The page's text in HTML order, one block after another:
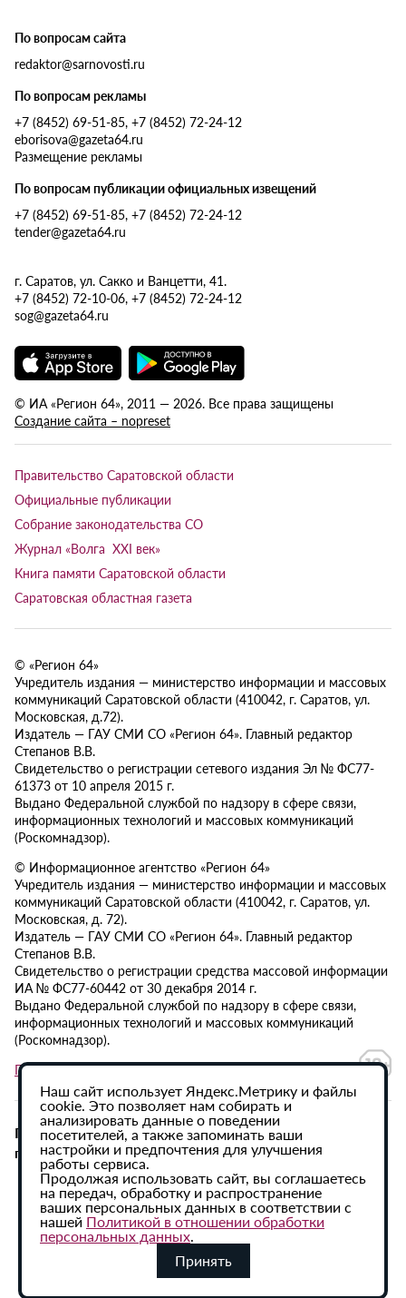
По вопросам сайта
redaktor@sarnovosti.ru
По вопросам рекламы
+7 (8452) 69-51-85, +7 (8452) 72-24-12
eborisova@gazeta64.ru
Размещение рекламы
По вопросам публикации официальных извещений
+7 (8452) 69-51-85, +7 (8452) 72-24-12
tender@gazeta64.ru
г. Саратов, ул. Сакко и Ванцетти, 41.
+7 (8452) 72-10-06, +7 (8452) 72-24-12
sog@gazeta64.ru
© ИА «Регион 64», 2011 — 2026. Все права защищены
Создание сайта – nopreset
Правительство Саратовской области
Официальные публикации
Собрание законодательства СО
Журнал «Волга XXI век»
Книга памяти Саратовской области
Саратовская областная газета
© «Регион 64»
Учредитель издания — министерство информации и массовых
коммуникаций Саратовской области (410042, г. Саратов, ул.
Московская, д.72).
Издатель — ГАУ СМИ СО «Регион 64». Главный редактор
Степанов В.В.
Свидетельство о регистрации сетевого издания Эл № ФС77-
61373 от 10 апреля 2015 г.
Выдано Федеральной службой по надзору в сфере связи,
информационных технологий и массовых коммуникаций
(Роскомнадзор).
© Информационное агентство «Регион 64»
Учредитель издания — министерство информации и массовых
коммуникаций Саратовской области (410042, г. Саратов, ул.
Московская, д. 72).
Издатель — ГАУ СМИ СО «Регион 64». Главный редактор
Степанов В.В.
Свидетельство о регистрации средства массовой информации
ИА № ФС77-60442 от 30 декабря 2014 г.
Выдано Федеральной службой по надзору в сфере связи,
информационных технологий и массовых коммуникаций
(Роскомнадзор).
Политика в отношении обработки персональных данных
При использовании материалов сайта активная
гиперссылка на ИА «Регион 64» обязательна.
Наш сайт использует Яндекс.Метрику и файлы
cookie. Это позволяет нам собирать и
анализировать данные о поведении
посетителей, а также запоминать ваши
настройки и предпочтения для улучшения
работы сервиса.
Продолжая использовать сайт, вы соглашаетесь
на передач, обработку и распространение
ваших персональных данных в соответствии с
нашей Политикой в отношении обработки
персональных данных.
Принять